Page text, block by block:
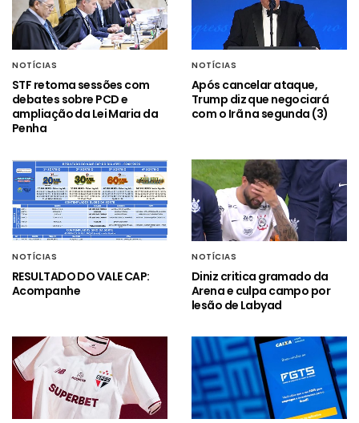
NOTÍCIAS
STF retoma sessões com
debates sobre PCD e
ampliação da Lei Maria da
Penha
NOTÍCIAS
Após cancelar ataque,
Trump diz que negociará
com o Irã na segunda (3)
NOTÍCIAS
RESULTADO DO VALE CAP:
Acompanhe
NOTÍCIAS
Diniz critica gramado da
Arena e culpa campo por
lesão de Labyad